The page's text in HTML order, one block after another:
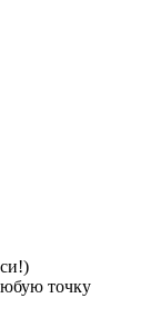
точку